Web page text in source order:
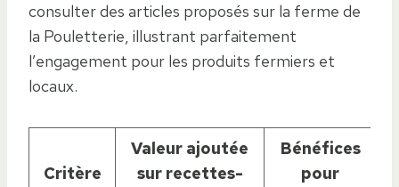
consulter des articles proposés sur la ferme de
la Pouletterie, illustrant parfaitement
l’engagement pour les produits fermiers et
locaux.
Critère
Valeur ajoutée
sur recettes-
Bénéfices
pour